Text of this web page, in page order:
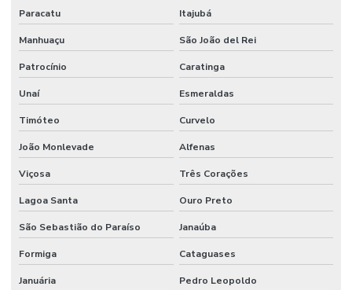
Paracatu Itajubá
Manhuaçu São João del Rei
Patrocínio Caratinga
Unaí Esmeraldas
Timóteo Curvelo
João Monlevade Alfenas
Viçosa Três Corações
Lagoa Santa Ouro Preto
São Sebastião do Paraíso Janaúba
Formiga Cataguases
Januária Pedro Leopoldo